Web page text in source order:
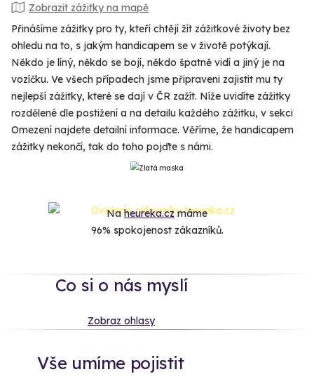
Zobrazit zážitky na mapě
Přinášíme zážitky pro ty, kteří chtějí žít zážitkové životy bez
ohledu na to, s jakým handicapem se v životě potýkají.
Někdo je líný, někdo se bojí, někdo špatně vidí a jiný je na
vozíčku. Ve všech případech jsme připraveni zajistit mu ty
nejlepší zážitky, které se dají v ČR zažít. Níže uvidíte zážitky
rozdělené dle postižení a na detailu každého zážitku, v sekci
Omezení najdete detailní informace. Věříme, že handicapem
zážitky nekončí, tak do toho pojďte s námi.
Naheureka.czmáme
96% spokojenost zákazníků.
Co si o nás myslí
Zobraz ohlasy
Vše umíme pojistit